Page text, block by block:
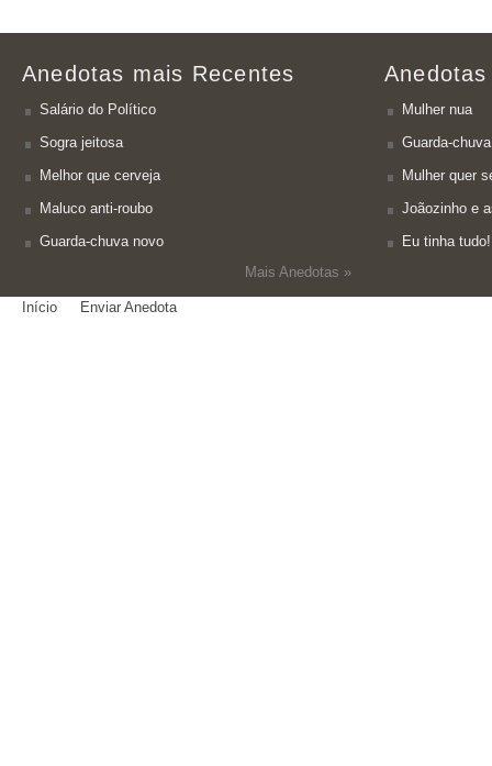
Anedotas mais Recentes
Salário do Político
Sogra jeitosa
Melhor que cerveja
Maluco anti-roubo
Guarda-chuva novo
Mais Anedotas »
Mulher nua
Guarda-
Mulher quer
Joãozinho e
Eu tinha tudo!
Início Enviar Anedota